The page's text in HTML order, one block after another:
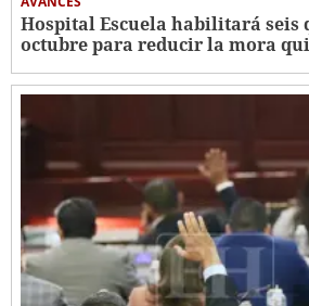
Hospital Escuela habilitará seis
octubre para reducir la mora